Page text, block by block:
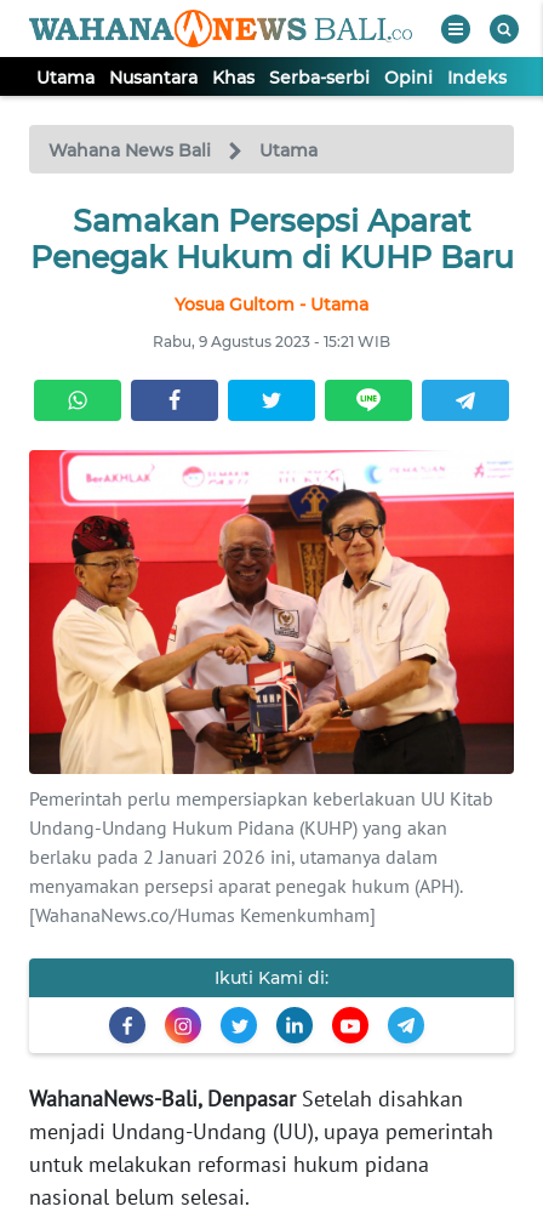
Utama Nusantara Khas Serba-serbi Opini Indeks
Wahana News Bali Utama
Samakan Persepsi Aparat
Penegak Hukum di KUHP Baru
Yosua Gultom - Utama
Rabu, 9 Agustus 2023 - 15:21 WIB
Pemerintah perlu mempersiapkan keberlakuan UU Kitab
Undang-Undang Hukum Pidana (KUHP) yang akan
berlaku pada 2 Januari 2026 ini, utamanya dalam
menyamakan persepsi aparat penegak hukum (APH).
[WahanaNews.co/Humas Kemenkumham]
Ikuti Kami di:
WahanaNews-Bali, DenpasarSetelah disahkan
menjadi Undang-Undang (UU), upaya pemerintah
untuk melakukan reformasi hukum pidana
nasional belum selesai.
TV
Tutup
UTAMA
SERBA-
SERBI
OPINI
Informasi
INDEKS
BERITA
KONTAK
KAMI
INFO
IKLAN
TENTANG
KAMI
PEDOMAN
REDAKSI
KARIR